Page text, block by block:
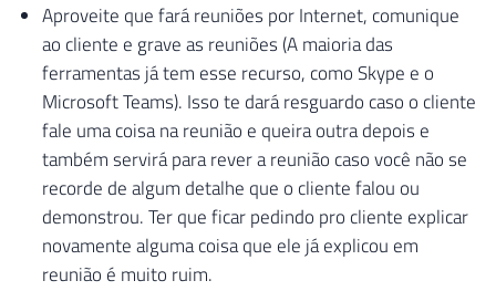
Aproveite que fará reuniões por Internet, comunique
ao cliente e grave as reuniões (A maioria das
ferramentas já tem esse recurso, como Skype e o
Microsoft Teams). Isso te dará resguardo caso o cliente
fale uma coisa na reunião e queira outra depois e
também servirá para rever a reunião caso você não se
recorde de algum detalhe que o cliente falou ou
demonstrou. Ter que ficar pedindo pro cliente explicar
novamente alguma coisa que ele já explicou em
reunião é muito ruim.